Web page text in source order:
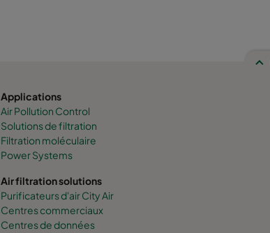
Applications
Air Pollution Control
Solutions de filtration
Filtration moléculaire
Power Systems
Air filtration solutions
Purificateurs d'air City Air
Centres commerciaux
Centres de données